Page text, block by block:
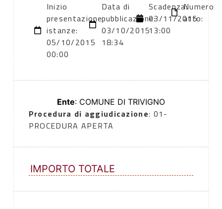
Inizio
presentazione
istanze:
05/10/2015
00:00
Data di
pubblicazione:
03/10/2015
18:34
Scadenza:
03/11/2015
13:00
Numero
atto:
Ente: COMUNE DI TRIVIGNO
Procedura di aggiudicazione: 01-
PROCEDURA APERTA
IMPORTO TOTALE